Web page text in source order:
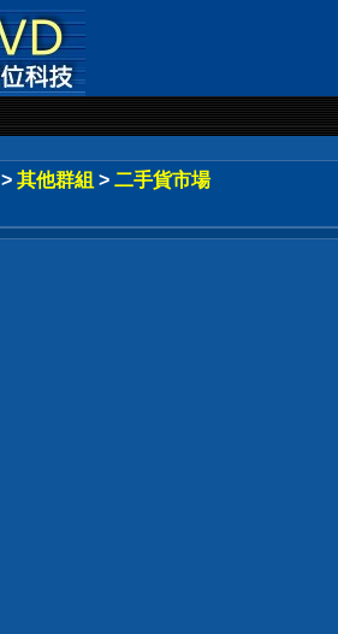
> 其他群組 > 二手貨市場